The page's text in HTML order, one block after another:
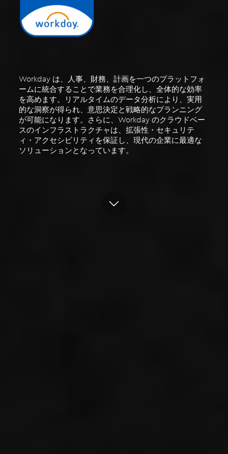
Workday は、人事、財務、計画を一つのプラットフォ
ームに統合することで業務を合理化し、全体的な効率
を高めます。リアルタイムのデータ分析により、実用
的な洞察が得られ、意思決定と戦略的なプランニング
が可能になります。さらに、Workday のクラウドベー
スのインフラストラクチャは、拡張性・セキュリテ
ィ・アクセシビリティを保証し、現代の企業に最適な
ソリューションとなっています。